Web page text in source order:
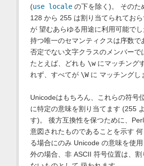
(use localeの下を除く)。 そのた
128 から 255 は割り当てられてお
が 望むあらゆる用途に利用可能で
持つ唯一のセマンティクスは序数で
否定でない文字クラスのメンバーで
たとえば、どれも \wにマッチング
れず、すべてが \Wに マッチングし
Unicodeはもちろん、これらの符号
に特定の意味を割り当てます (255
す)。 後方互換性を保つために、
意図されたものであることを示す
る場合にのみ Unicode の意味を使
外の場合、非 ASCII 符号位置は、